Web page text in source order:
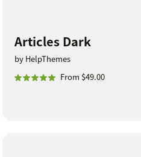
Articles Dark
by HelpThemes
From $49.00